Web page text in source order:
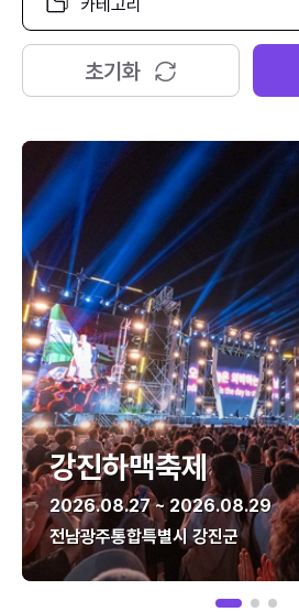
고
리
택
초기화
강진하맥축제
2026.08.27 ~ 2026.08.29
전남광주통합특별시 강진군